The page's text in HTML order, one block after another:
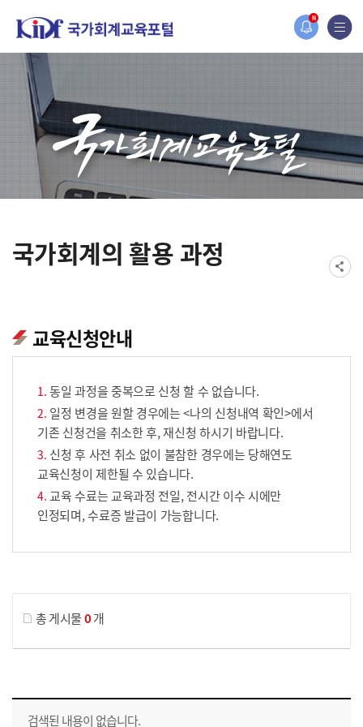
N
홈페이지가 새롭게 개편되었습니다.
한국조세재정연구원홈페이지가 새롭게 개설되었습니다.
국가회계의 활용 과정
교육신청안내
동일 과정을 중복으로 신청 할 수 없습니다.
일정 변경을 원할 경우에는 <나의 신청내역 확인>에서
기존 신청건을 취소한 후, 재신청 하시기 바랍니다.
신청 후 사전 취소 없이 불참한 경우에는 당해연도
교육신청이 제한될 수 있습니다.
교육 수료는 교육과정 전일, 전시간 이수 시에만
인정되며, 수료증 발급이 가능합니다.
총 게시물0개
교육신청 목록을 나타낸 표로 회차, 지역, 접수기간, 교육기간, 교육장소, 신청인원/모집인원, 상태로 나뉘어 설명합니다.
검색된 내용이 없습니다.